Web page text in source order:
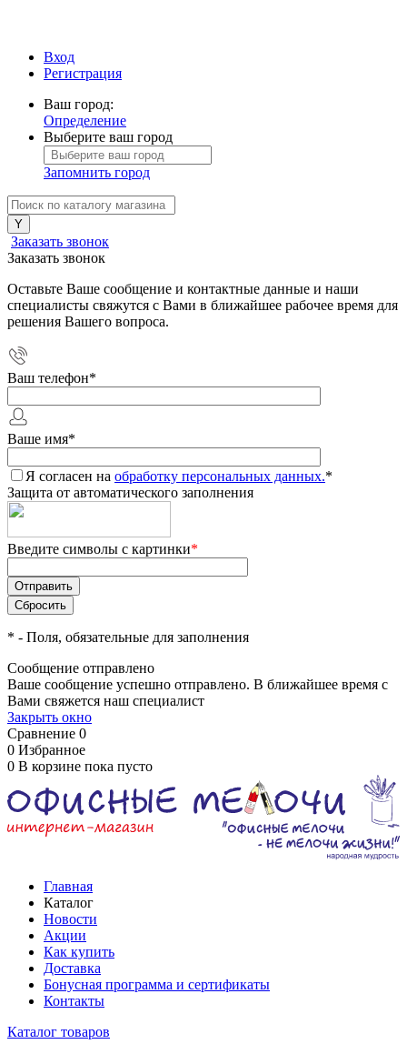
Вход
Регистрация
Ваш город:
Определение
Выберите ваш город
Запомнить город
Заказать звонок
Заказать звонок
Оставьте Ваше сообщение и контактные данные и наши
специалисты свяжутся с Вами в ближайшее рабочее время для
решения Вашего вопроса.
Ваш телефон*
Ваше имя*
Я согласен на обработку персональных данных.*
Защита от автоматического заполнения
Введите символы с картинки*
* - Поля, обязательные для заполнения
Сообщение отправлено
Ваше сообщение успешно отправлено. В ближайшее время с
Вами свяжется наш специалист
Закрыть окно
Сравнение 0
0 Избранное
0 В корзине пока пусто
Главная
Каталог
Новости
Акции
Как купить
Доставка
Бонусная программа и сертификаты
Контакты
Каталог товаров